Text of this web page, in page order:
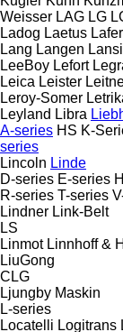
Weisser LAG LG
Ladog Laetus
Lang Langen
LeeBoy Lefort
Leica Leister
Leroy-Somer
Leyland Libra
A-series HS K-
series
Lincoln Linde
D-series E-series
R-series T-series
Lindner Link-Belt
LS
Linmot Linnhoff &
LiuGong
CLG
Ljungby Maskin
L-series
Locatelli Logitrans